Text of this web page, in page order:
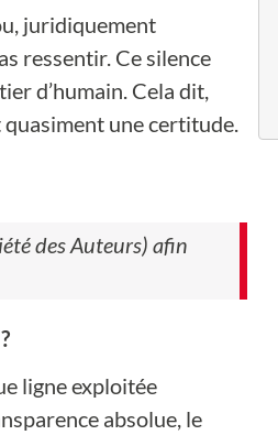
juridiquement
ressentir. Ce silence
d’humain. Cela dit,
quasiment une certitude.
des Auteurs) afin
ligne exploitée
absolue, le